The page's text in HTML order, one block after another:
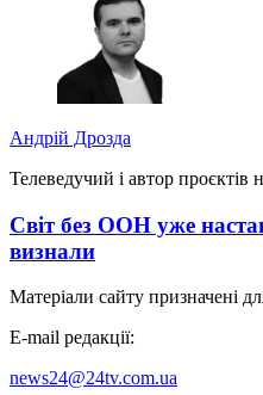
Андрій Дрозда
Телеведучий і автор проєктів
Світ без ООН уже
визнали
Матеріали сайту призначені
E-mail редакції:
news24@24tv.com.ua